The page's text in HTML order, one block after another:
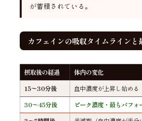
が蓄積されている。
カフェインの吸収タイムラインと
摂取後の経過
体内の変化
15〜30分後
血中濃度が上昇し始める
30〜45分後
ピーク濃度・最もパフォ